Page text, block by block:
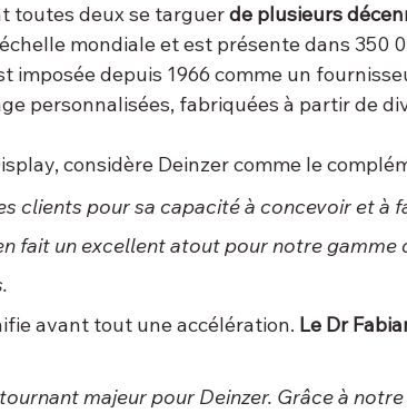
toutes deux se targuer de plusieurs
mondiale et est présente dans 350
imposée depuis 1966 comme un
personnalisées, fabriquées à partir de
considère Deinzer comme le
clients pour sa capacité à concevoir et à
fait un excellent atout pour notre gamme
avant tout une accélération. Le Dr
majeur pour Deinzer. Grâce à